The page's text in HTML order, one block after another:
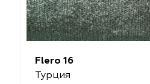
Flero 16
Турция